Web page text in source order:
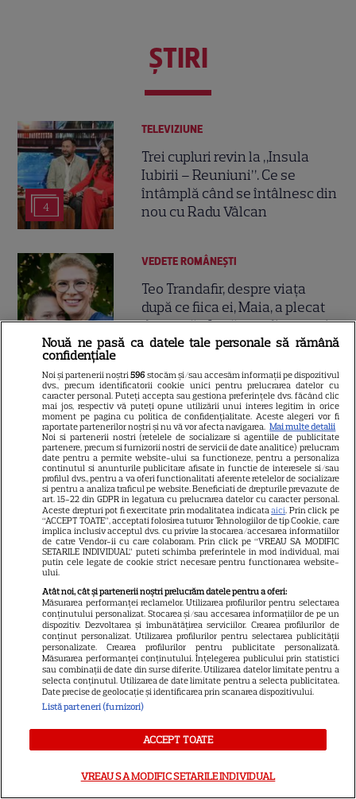
ŞTIRI
4
TELEVIZIUNE
Trei cupluri revin la „Insula
Iubirii – Reuniuni”. Ce se
întâmplă când se întâlnesc din
nou cu Radu Vâlcan
7
VEDETE ROMÂNEŞTI
Teo Trandafir, despre viața
după ce fiica ei, Maia, a plecat
de acasă: „Legătura dintre noi
nu ne-o ia nimeni”
24
VEDETE ROMÂNEŞTI
Tora Vasilescu, apariție rară la
75 de ani. Drama din
adolescență care i-a schimbat
viața
13
VEDETE STRĂINE
George și Amal Clooney,
evacuați din locuința lor din
Franța din cauza incendiilor.
Mesajul dramatic al actorului:
„Nu știm dacă va supraviețui”
VEDETE ROMÂNEŞTI
Elena Gheorghe, surpriză
emoționantă de ziua ei. Ce a
pregătit soțul artistei când
credea că merge doar la cină
Nouă ne pasă ca datele tale personale să rămână
confidențiale
Noi și partenerii noștri596 stocăm și/sau accesăm informații pe dispozitivul
dvs., precum identificatorii cookie unici pentru prelucrarea datelor cu
caracter personal. Puteți accepta sau gestiona preferințele dvs. făcând clic
mai jos, respectiv vă puteți opune utilizării unui interes legitim în orice
moment pe pagina cu politica de confidențialitate. Aceste alegeri vor fi
raportate partenerilor noștri și nu vă vor afecta navigarea. Mai multe detalii
Noi si partenerii nostri (retelele de socializare si agentiile de publicitate
partenere, precum si furnizorii nostri de servicii de date analitice) prelucram
date pentru a permite website-ului sa functioneze, pentru a personaliza
continutul si anunturile publicitare afisate in functie de interesele si/sau
profilul dvs., pentru a va oferi functionalitati aferente retelelor de socializare
si pentru a analiza traficul pe website. Beneficiati de drepturile prevazute de
art. 15-22 din GDPR in legatura cu prelucrarea datelor cu caracter personal.
Aceste drepturi pot fi exercitate prin modalitatea indicataaici. Prin click pe
“ACCEPT TOATE”, acceptati folosirea tuturor Tehnologiilor de tip Cookie, care
implica inclusiv acceptul dvs. cu privire la stocarea/accesarea informatiilor
de catre Vendor-ii cu care colaboram. Prin click pe “VREAU SA MODIFIC
SETARILE INDIVIDUAL” puteti schimba preferintele in mod individual, mai
putin cele legate de cookie strict necesare pentru functionarea website-
ului.
Atât noi, cât și partenerii noștri prelucrăm datele pentru a oferi:
Măsurarea performanței reclamelor. Utilizarea profilurilor pentru selectarea
conținutului personalizat. Stocarea și/sau accesarea informațiilor de pe un
dispozitiv. Dezvoltarea și îmbunătățirea serviciilor. Crearea profilurilor de
conținut personalizat. Utilizarea profilurilor pentru selectarea publicității
personalizate. Crearea profilurilor pentru publicitate personalizată.
Măsurarea performanței conținutului. Înțelegerea publicului prin statistici
sau combinații de date din surse diferite. Utilizarea datelor limitate pentru a
selecta conținutul. Utilizarea de date limitate pentru a selecta publicitatea.
Date precise de geolocație și identificarea prin scanarea dispozitivului.
Listă parteneri (furnizori)
ACCEPT TOATE
VREAU SA MODIFIC SETARILE INDIVIDUAL